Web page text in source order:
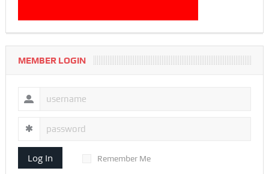
MEMBER LOGIN
Log In Remember Me